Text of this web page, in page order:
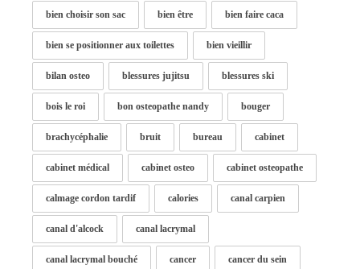
bien choisir son sac bien être bien faire caca
bien se positionner aux toilettes bien vieillir
bilan osteo blessures jujitsu blessures ski
bois le roi bon osteopathe nandy bouger
brachycéphalie bruit bureau cabinet
cabinet médical cabinet osteo cabinet osteopathe
calmage cordon tardif calories canal carpien
canal d'alcock canal lacrymal
canal lacrymal bouché cancer cancer du sein